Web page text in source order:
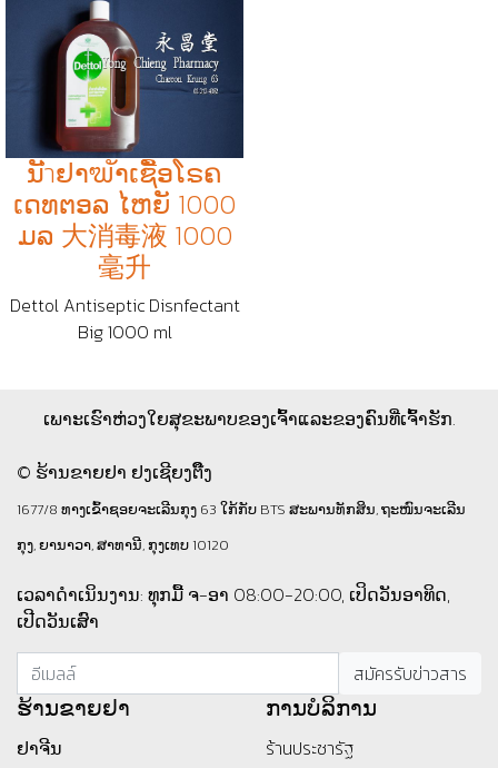
ນັำຢາຆັາເຊືັອໂຣຄ
ເດທຕອລ ໄຫຍັ 1000
ມລ 大消毒液 1000
毫升
Dettol Antiseptic Disnfectant
Big 1000 ml
ເພາະເຮົາຫ່ວງໃຍສຸຂະພາບຂອງເຈົ້າແລະຂອງຄົນທີ່ເຈົ້າຮັກ.
© ຮ້ານຂາຍຢາ ຢງເຊີຍງຕຶ໊ງ
1677/8 ທາງເຂົ້າຊອຍຈະເລີນກຸງ 63 ໃກ້ກັບ BTS ສະພານທັກສິນ, ຖະໜົນຈະເລີນ
ກຸງ, ຍານາວາ, ສາທານີ, ກຸງເທບ 10120
ເວລາດຳເນິນງານ: ທຸກມື້ ຈ-ອາ 08:00-20:00, ເປິດວັນອາທິດ,
ເປີດວັນເສົາ
ຮ້ານ​ຂາຍ​ຢາ
ຢາຈີນ
ການບໍລິການ
ร้านประชารัฐ